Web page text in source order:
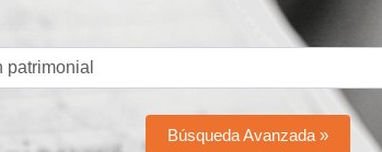
Búsqueda Avanzada »